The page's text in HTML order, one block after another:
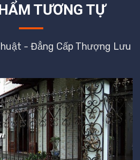
TƯƠNG TỰ
- Đẳng Cấp Thượng Lưu